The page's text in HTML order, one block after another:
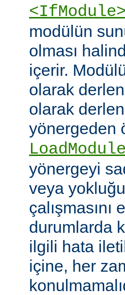
<IfModule>
modülün
olması
içerir.
olarak
olarak
yönergeden
LoadModule
yönergeyi
veya
durumlarda
ilgili hata
içine, her